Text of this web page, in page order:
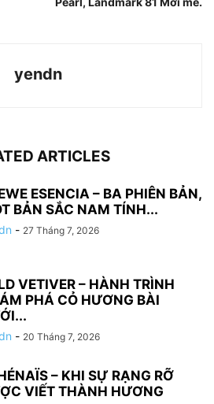
yendn
ARTICLES
ESENCIA – BA PHIÊN BẢN,
BẢN SẮC NAM TÍNH...
- 27 Tháng 7, 2026
VETIVER – HÀNH TRÌNH
PHÁ CỎ HƯƠNG BÀI
- 20 Tháng 7, 2026
– KHI SỰ RẠNG RỠ
VIẾT THÀNH HƯƠNG